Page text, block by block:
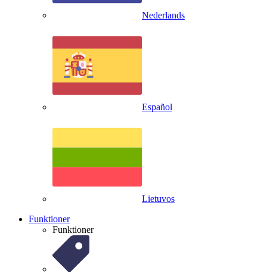
Nederlands
Español
Lietuvos
Funktioner
Funktioner